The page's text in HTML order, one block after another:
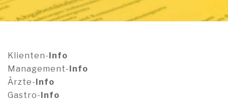
Klienten-Info
Management-Info
Ärzte-Info
Gastro-Info